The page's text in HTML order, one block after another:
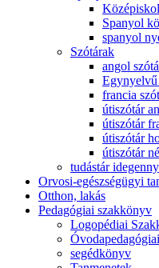
Spanyol
spanyol
Szótárak
angol
Egynyelvű
francia
útiszótár
útiszótár
útiszótár
útiszótár
tudástár
Orvosi-egészségügyi
Otthon, lakás
Pedagógiai szakkönyv
Logopédiai
segédkönyv